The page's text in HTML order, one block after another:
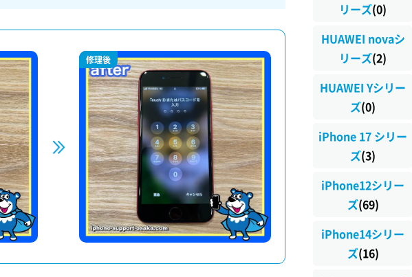
修理後
リーズ(0)
HUAWEI novaシ
リーズ(2)
HUAWEI Yシリー
ズ(0)
iPhone 17 シリー
ズ(3)
iPhone12シリー
ズ(69)
iPhone14シリー
ズ(16)